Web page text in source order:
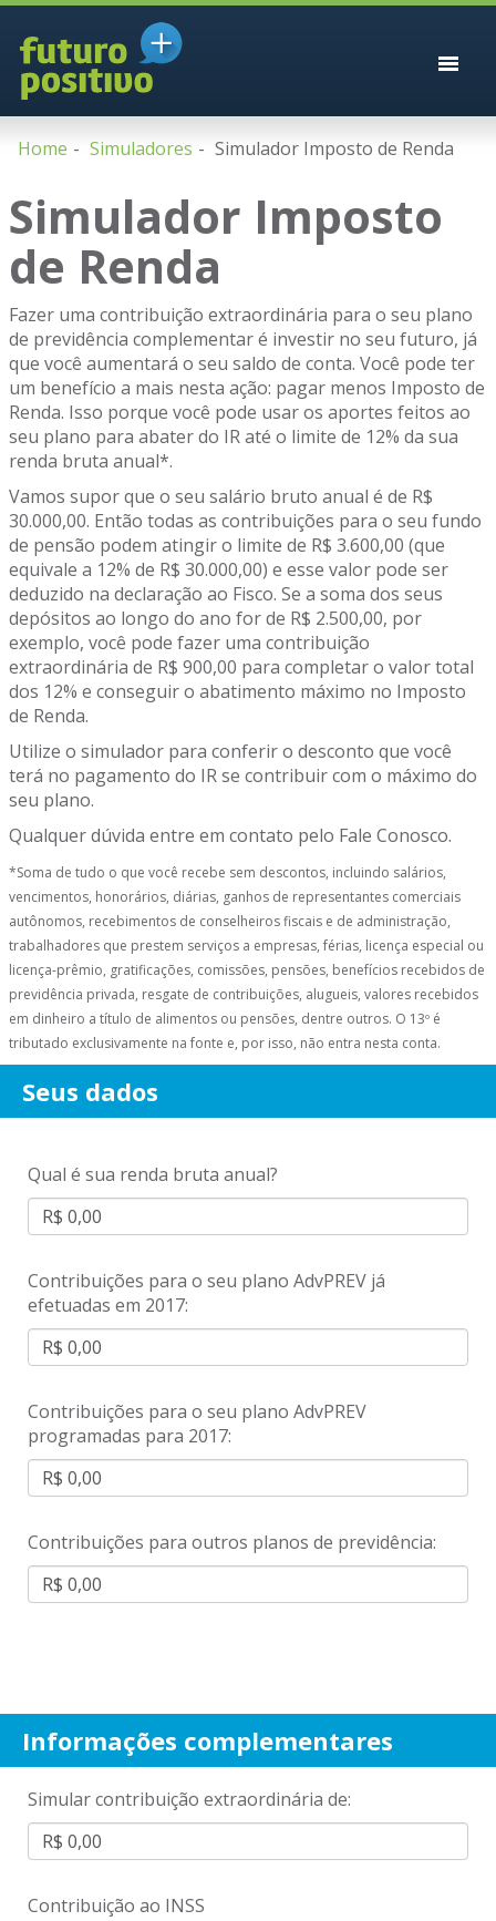
Home Simuladores Simulador Imposto de Renda
Simulador Imposto
de Renda
Fazer uma contribuição extraordinária para o seu plano
de previdência complementar é investir no seu futuro, já
que você aumentará o seu saldo de conta. Você pode ter
um benefício a mais nesta ação: pagar menos Imposto de
Renda. Isso porque você pode usar os aportes feitos ao
seu plano para abater do IR até o limite de 12% da sua
renda bruta anual*.
Vamos supor que o seu salário bruto anual é de R$
30.000,00. Então todas as contribuições para o seu fundo
de pensão podem atingir o limite de R$ 3.600,00 (que
equivale a 12% de R$ 30.000,00) e esse valor pode ser
deduzido na declaração ao Fisco. Se a soma dos seus
depósitos ao longo do ano for de R$ 2.500,00, por
exemplo, você pode fazer uma contribuição
extraordinária de R$ 900,00 para completar o valor total
dos 12% e conseguir o abatimento máximo no Imposto
de Renda.
Utilize o simulador para conferir o desconto que você
terá no pagamento do IR se contribuir com o máximo do
seu plano.
Qualquer dúvida entre em contato pelo Fale Conosco.
*Soma de tudo o que você recebe sem descontos, incluindo salários,
vencimentos, honorários, diárias, ganhos de representantes comerciais
autônomos, recebimentos de conselheiros fiscais e de administração,
trabalhadores que prestem serviços a empresas, férias, licença especial ou
licença-prêmio, gratificações, comissões, pensões, benefícios recebidos de
previdência privada, resgate de contribuições, alugueis, valores recebidos
em dinheiro a título de alimentos ou pensões, dentre outros. O 13º é
tributado exclusivamente na fonte e, por isso, não entra nesta conta.
Seus dados
Qual é sua renda bruta anual?
Contribuições para o seu plano AdvPREV já
efetuadas em 2017:
Contribuições para o seu plano AdvPREV
programadas para 2017:
Contribuições para outros planos de previdência:
Informações complementares
Simular contribuição extraordinária de:
Contribuição ao INSS